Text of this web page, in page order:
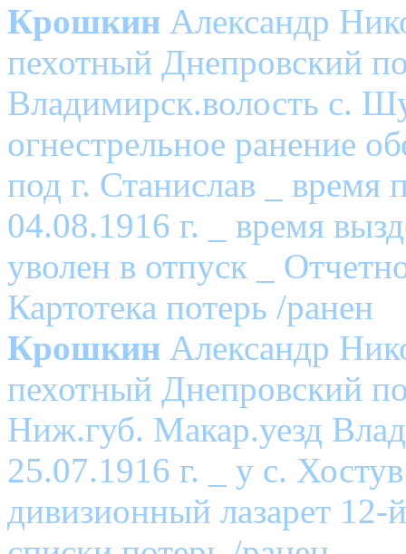
Крошкин Александр
пехотный Днепровский
Владимирск.волость с.
огнестрельное ранение
под г. Станислав _ время
04.08.1916 г. _ время
уволен в отпуск _
Картотека потерь /ранен
Крошкин Александр
пехотный Днепровский
Ниж.губ. Макар.уезд
25.07.1916 г. _ у с.
дивизионный лазарет